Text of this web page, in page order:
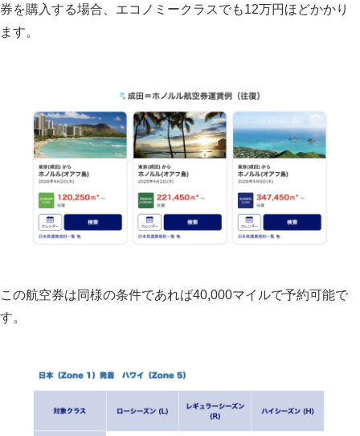
券を購入する場合、エコノミークラスでも12万円ほどかかり
ます。
この航空券は同様の条件であれば40,000マイルで予約可能で
す。